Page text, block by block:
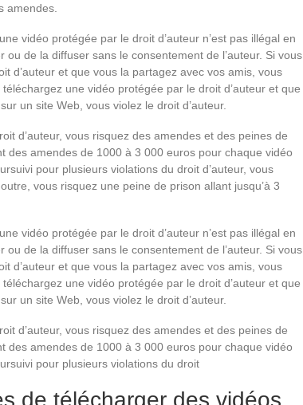
amendes.
vidéo protégée par le droit d’auteur n’est pas illégal en
de la diffuser sans le consentement de l’auteur. Si vous
d’auteur et que vous la partagez avec vos amis, vous
une vidéo protégée par le droit d’auteur et que
un site Web, vous violez le droit d’auteur.
d’auteur, vous risquez des amendes et des peines de
des amendes de 1000 à 3 000 euros pour chaque vidéo
pour plusieurs violations du droit d’auteur, vous
vous risquez une peine de prison allant jusqu’à 3
vidéo protégée par le droit d’auteur n’est pas illégal en
de la diffuser sans le consentement de l’auteur. Si vous
d’auteur et que vous la partagez avec vos amis, vous
une vidéo protégée par le droit d’auteur et que
un site Web, vous violez le droit d’auteur.
d’auteur, vous risquez des amendes et des peines de
des amendes de 1000 à 3 000 euros pour chaque vidéo
pour plusieurs violations du droit
de télécharger des vidéos